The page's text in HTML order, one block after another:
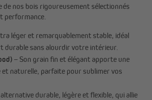
de nos bois rigoureusement sélectionnés
performance.
léger et remarquablement stable, idéal
durable sans alourdir votre intérieur.
– Son grain fin et élégant apporte une
naturelle, parfaite pour sublimer vos
durable, légère et flexible, qui allie